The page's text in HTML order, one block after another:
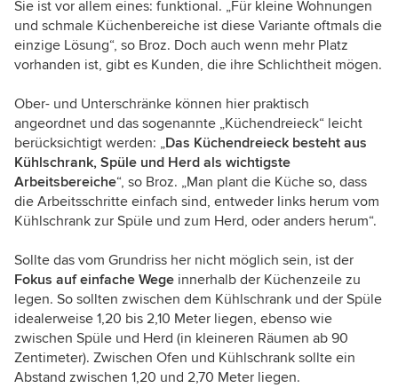
Sie ist vor allem eines: funktional. „Für kleine Wohnungen
und schmale Küchenbereiche ist diese Variante oftmals die
einzige Lösung“, so Broz. Doch auch wenn mehr Platz
vorhanden ist, gibt es Kunden, die ihre Schlichtheit mögen.
Ober- und Unterschränke können hier praktisch
angeordnet und das sogenannte „Küchendreieck“ leicht
berücksichtigt werden: „Das Küchendreieck besteht aus
Kühlschrank, Spüle und Herd als wichtigste
Arbeitsbereiche“, so Broz. „Man plant die Küche so, dass
die Arbeitsschritte einfach sind, entweder links herum vom
Kühlschrank zur Spüle und zum Herd, oder anders herum“.
Sollte das vom Grundriss her nicht möglich sein, ist der
Fokus auf einfache Wege innerhalb der Küchenzeile zu
legen. So sollten zwischen dem Kühlschrank und der Spüle
idealerweise 1,20 bis 2,10 Meter liegen, ebenso wie
zwischen Spüle und Herd (in kleineren Räumen ab 90
Zentimeter). Zwischen Ofen und Kühlschrank sollte ein
Abstand zwischen 1,20 und 2,70 Meter liegen.